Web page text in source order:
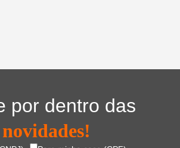
por dentro das
novidades!